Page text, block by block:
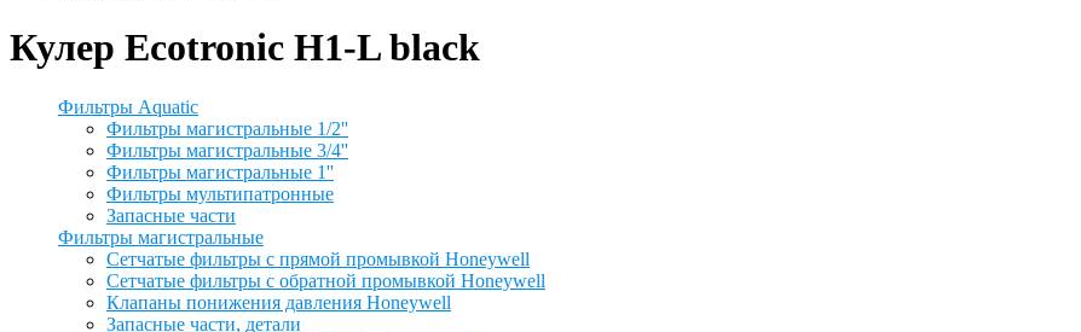
Кулер Ecotronic H1-L black
Фильтры Aquatic
Фильтры магистральные 1/2''
Фильтры магистральные 3/4''
Фильтры магистральные 1''
Фильтры мультипатронные
Запасные части
Фильтры магистральные
Сетчатые фильтры с прямой промывкой Honeywell
Сетчатые фильтры с обратной промывкой Honeywell
Клапаны понижения давления Honeywell
Запасные части, детали